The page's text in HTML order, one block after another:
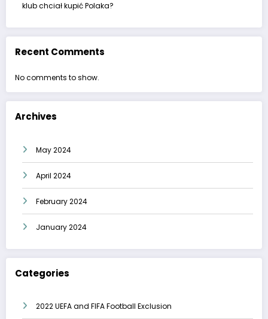
klub chciał kupić Polaka?
Recent Comments
No comments to show.
Archives
May 2024
April 2024
February 2024
January 2024
Categories
2022 UEFA and FIFA Football Exclusion